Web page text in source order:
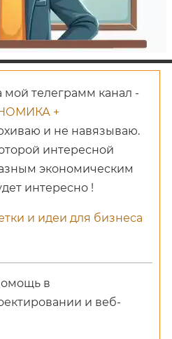
мой телеграмм канал -
+
и не навязываю.
интересной
экономическим
интересно !
и идеи для бизнеса
в
и веб-